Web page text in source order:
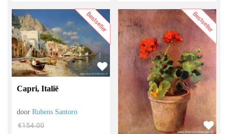
Bestseller
Capri, Italië
doorRubens Santoro
€154.00
Bestseller